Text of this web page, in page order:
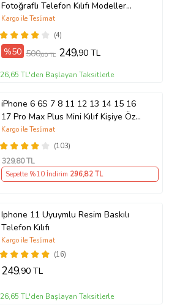
Fotoğraflı Telefon Kılıfı Modeller
Açıklamada
(4)
Kargo ile Teslimat
%50 500,00 TL 249,90 TL
26,65 TL'den Başlayan Taksitlerle
iPhone 6 6S 7 8 11 12 13 14 15 16
17 Pro Max Plus Mini Kılıf Kişiye Özel
Resimli Fotoğraflı Silikon
(103)
Kargo ile Teslimat
329,80 TL
Sepette %10 İndirim 296,82 TL
Iphone 11 Uyuymlu Resim Baskılı
Telefon Kılıfı
(16)
Kargo ile Teslimat
249,90 TL
26,65 TL'den Başlayan Taksitlerle